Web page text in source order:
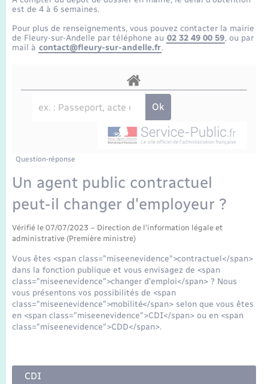
Etat-civil - Papiers - Citoyenneté
Mariage – PACS
Recensement
Loisirs
Organisation d’événement
Sécurité - Prévention
Seniors
Transports
Transports scolaires
Travaux - Autorisation d’occupation de l’espace
public
Compétences
Présentation de la commune
La Communauté de communes
est de 4 à 6 semaines.
Pour plus de renseignements, vous pouvez contacter la mairie
de Fleury-sur-Andelle par téléphone au 02 32 49 00 59, ou par
mail à contact@fleury-sur-andelle.fr.
Question-réponse
Un agent public contractuel
peut-il changer d'employeur ?
Vérifié le 07/07/2023 – Direction de l'information légale et
administrative (Première ministre)
Vous êtes <span class="miseenevidence">contractuel</span>
dans la fonction publique et vous envisagez de <span
class="miseenevidence">changer d'emploi</span> ? Nous
vous présentons vos possibilités de <span
class="miseenevidence">mobilité</span> selon que vous êtes
en <span class="miseenevidence">CDI</span> ou en <span
class="miseenevidence">CDD</span>.
CDI